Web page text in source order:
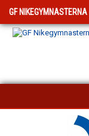
GF NIKEGYMNASTERNA